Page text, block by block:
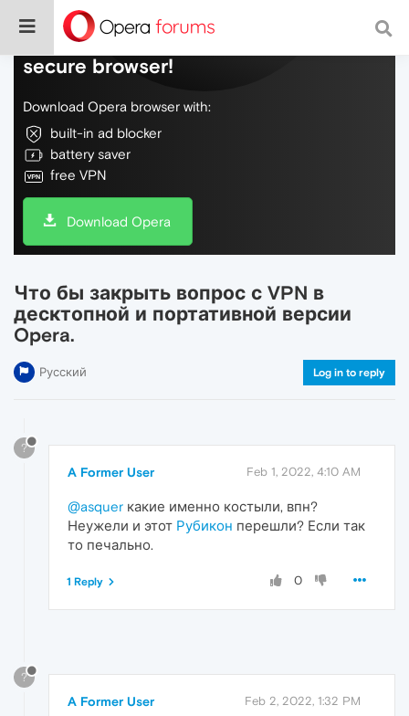
Do more on the web, with a fast and
secure browser!
Download Opera browser with:
built-in ad blocker
battery saver
free VPN
Download Opera
Что бы закрыть вопрос с VPN в
десктопной и портативной версии
Opera.
Русский Log in to reply
?
A Former User Feb 1, 2022, 4:10 AM
@asquer какие именно костыли, впн?
Неужели и этот Рубикон перешли? Если так
то печально.
0
1 Reply
?
A Former User Feb 2, 2022, 1:32 PM